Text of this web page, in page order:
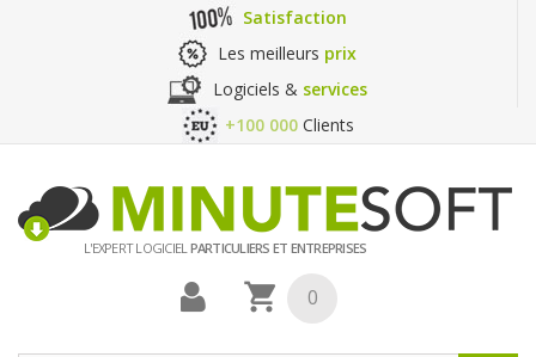
Satisfaction
Les meilleurs prix
Logiciels & services
+100 000 Clients
L'EXPERT LOGICIELPARTICULIERS ET ENTREPRISES
0